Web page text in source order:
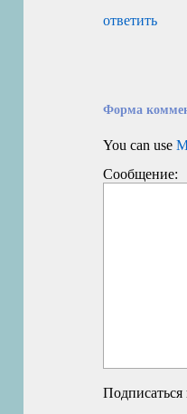
ответить
Форма
You can use
Сообщение: